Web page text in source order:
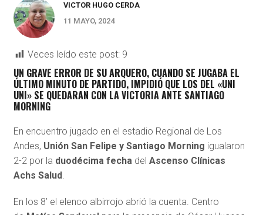
VICTOR HUGO CERDA
11 MAYO, 2024
Veces leído este post: 9
UN GRAVE ERROR DE SU ARQUERO, CUANDO SE JUGABA EL
ÚLTIMO MINUTO DE PARTIDO, IMPIDIÓ QUE LOS DEL «UNI
UNI» SE QUEDARAN CON LA VICTORIA ANTE SANTIAGO
MORNING
En encuentro jugado en el estadio Regional de Los
Andes, Unión San Felipe y Santiago Morning igualaron
2-2 por la duodécima fechadel Ascenso Clínicas
Achs Salud.
En los 8’ el elenco albirrojo abrió la cuenta. Centro